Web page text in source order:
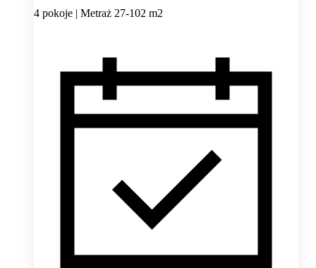
4 pokoje | Metraż 27-102 m2